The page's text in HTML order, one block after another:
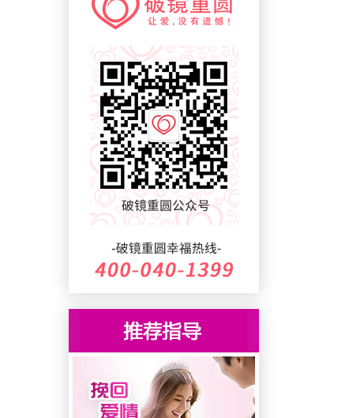
答：很多人会选择分手并不是因
遇到了许许多多无法解决的
矛盾，所以其中一方...
问：广州破镜重圆教育咨询有限
公司口碑好吗？...
答：很多人在遇到情感问题时，
都想要找到一家口碑好的，
成功案例多的情感挽回公
司。但是随着这一新兴...
问：广州破镜重圆教育咨询有限
公司是假的吗？...
有限公司被大众所熟知之
后，有越开越多的不法分子
开始冒充破镜重圆公司...
问：广州破镜重圆教育咨询有限